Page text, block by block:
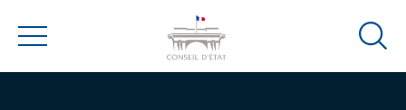
Menu
Ouvrir